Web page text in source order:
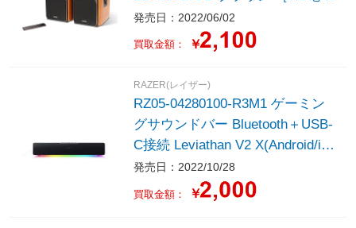
源］
発売日：2022/06/02
買取金額： ￥
RAZER(レイザー)
RZ05-04280100-R3M1 ゲーミン
グサウンドバー Bluetooth＋USB-
C接続 Leviathan V2 X(Android/iO
S/Win) ［USB電源］
発売日：2022/10/28
買取金額： ￥